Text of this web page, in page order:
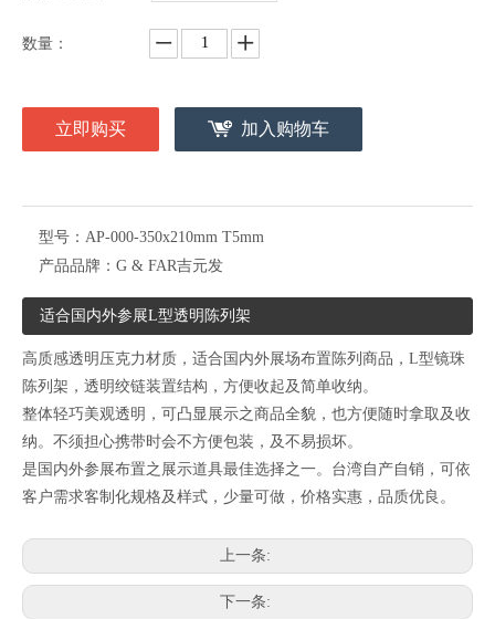
数量：
立即购买 加入购物车
型号： AP-000-350x210mm T5mm
产品品牌： G & FAR吉元发
适合国内外参展L型透明陈列架
高质感透明压克力材质，适合国内外展场布置陈列商品，L型镜珠
陈列架，透明绞链装置结构，方便收起及简单收纳。
整体轻巧美观透明，可凸显展示之商品全貌，也方便随时拿取及收
纳。不须担心携带时会不方便包装，及不易损坏。
是国内外参展布置之展示道具最佳选择之一。台湾自产自销，可依
客户需求客制化规格及样式，少量可做，价格实惠，品质优良。
上一条:
下一条: